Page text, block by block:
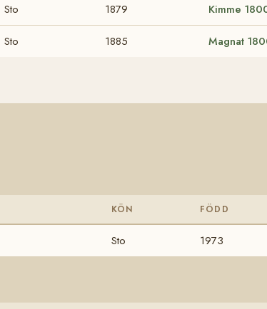
Sto 1879 Kimme
Sto 1885 Magnat
KÖN FÖDD
Sto 1973